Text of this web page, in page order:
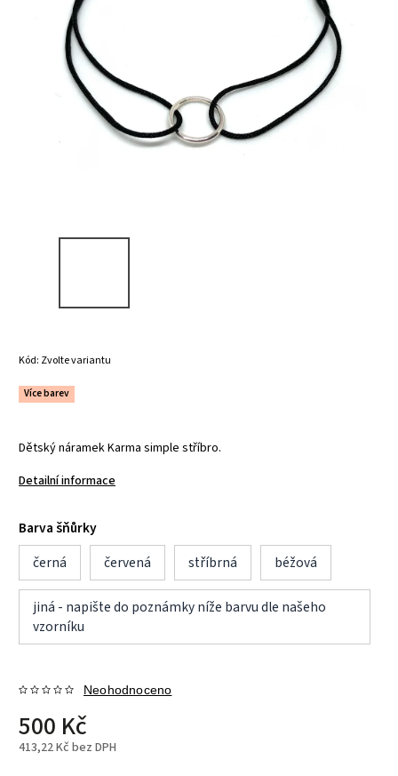
Kód: Zvolte variantu
Více barev
Dětský náramek Karma simple stříbro.
Detailní informace
Barva šňůrky
černá
červená stříbrná béžová
jiná - napište do poznámky níže barvu dle našeho
vzorníku
Neohodnoceno
500 Kč
413,22 Kč bez DPH